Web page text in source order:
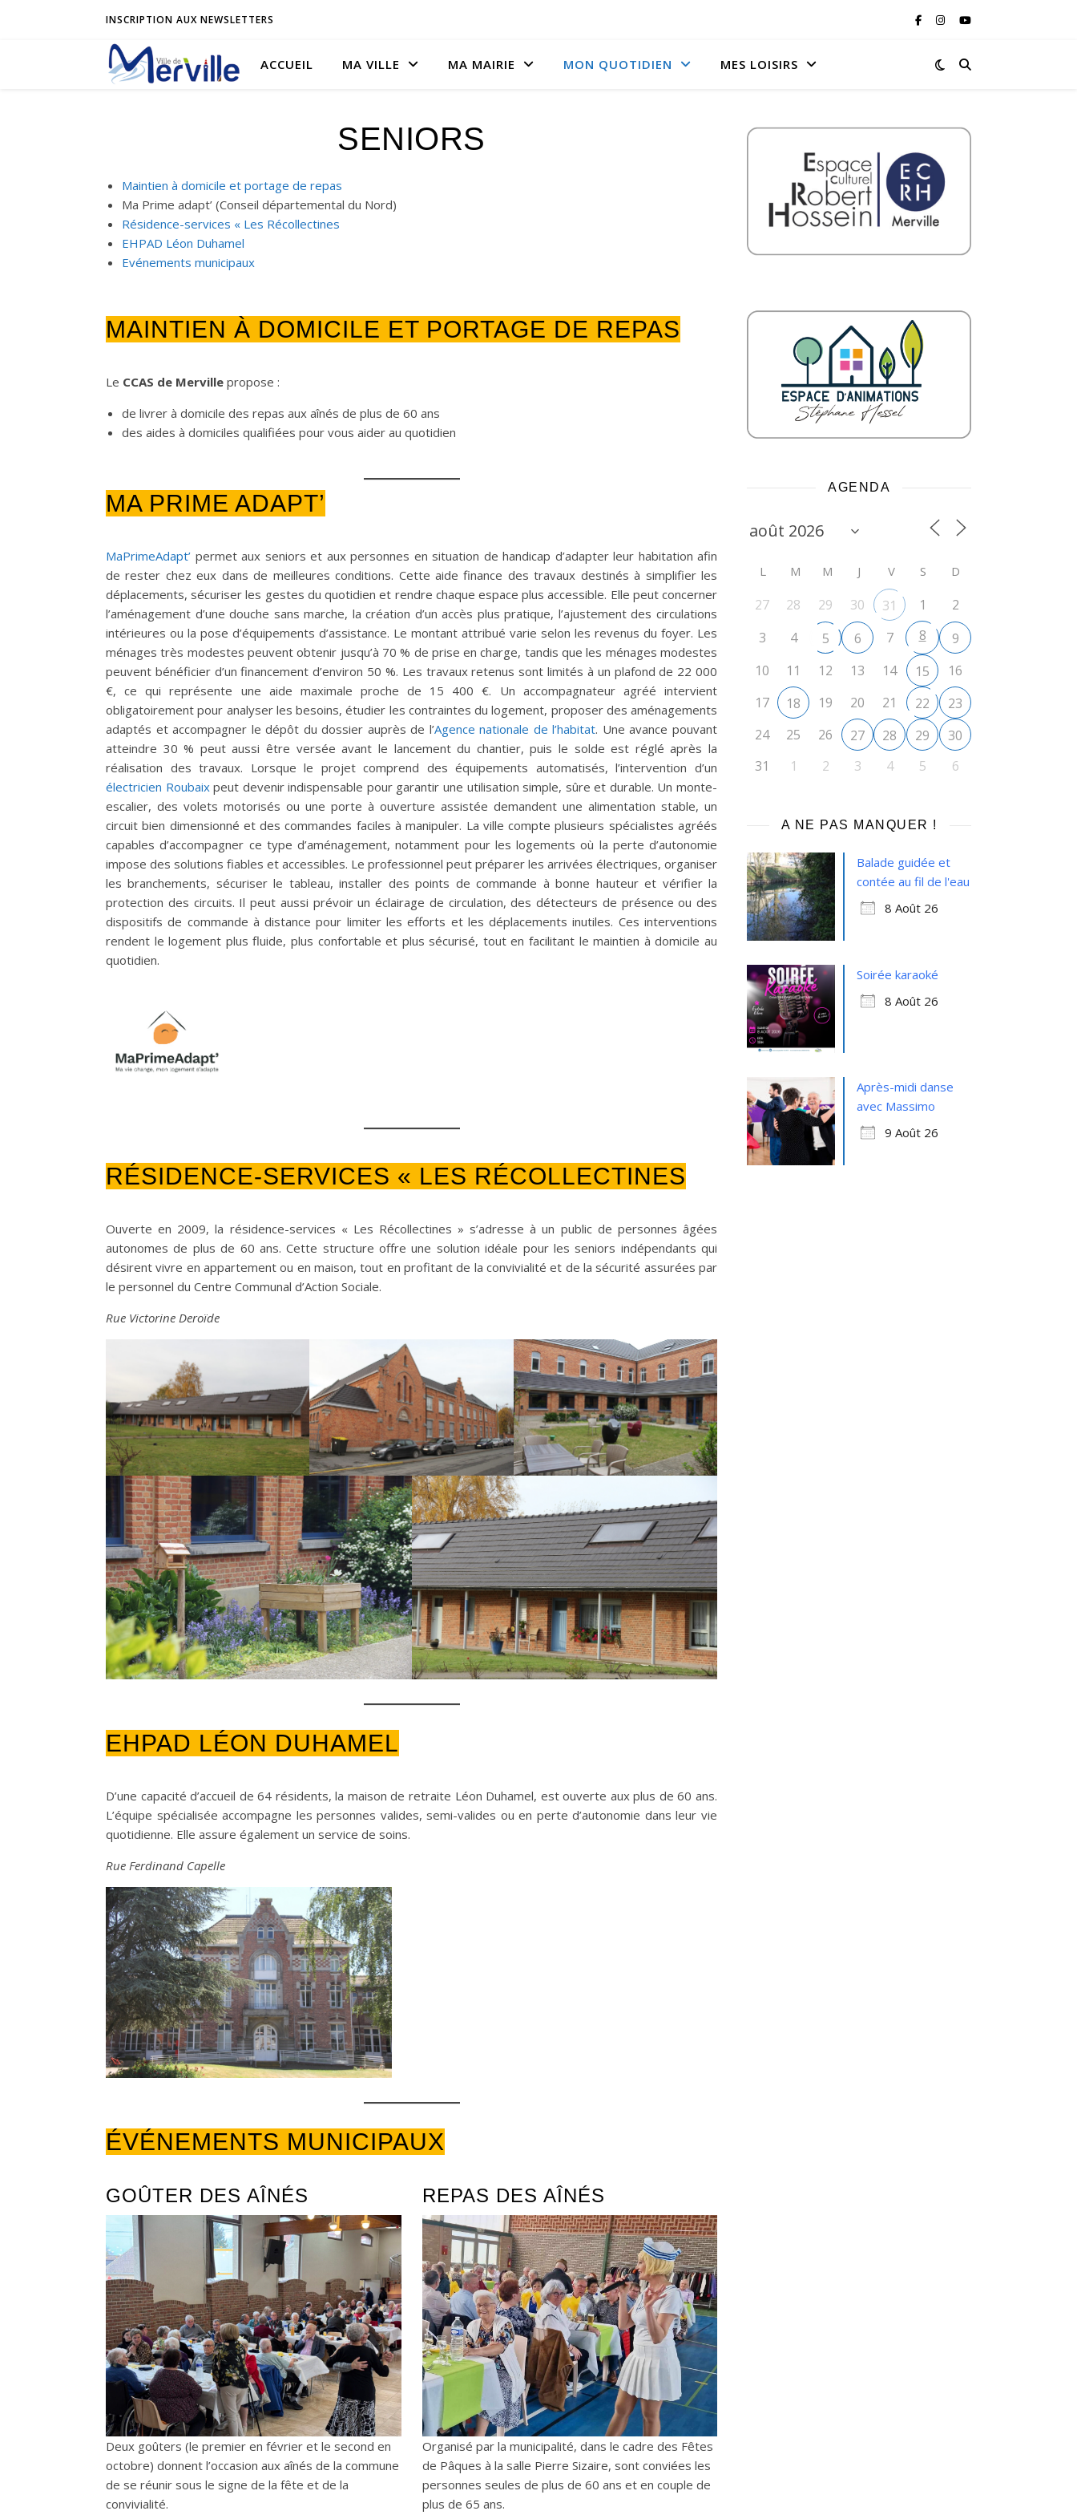
INSCRIPTION AUX NEWSLETTERS
ACCUEIL MA VILLE MA MAIRIE MON QUOTIDIEN MES LOISIRS
SENIORS
Maintien à domicile et portage de repas
Ma Prime adapt’ (Conseil départemental du Nord)
Résidence-services « Les Récollectines
EHPAD Léon Duhamel
Evénements municipaux
MAINTIEN À DOMICILE ET PORTAGE DE REPAS
Le CCAS de Merville propose :
de livrer à domicile des repas aux aînés de plus de 60 ans
des aides à domiciles qualifiées pour vous aider au quotidien
MA PRIME ADAPT’
MaPrimeAdapt’ permet aux seniors et aux personnes en situation de handicap d’adapter leur habitation afin
de rester chez eux dans de meilleures conditions. Cette aide finance des travaux destinés à simplifier les
déplacements, sécuriser les gestes du quotidien et rendre chaque espace plus accessible. Elle peut concerner
l’aménagement d’une douche sans marche, la création d’un accès plus pratique, l’ajustement des circulations
intérieures ou la pose d’équipements d’assistance. Le montant attribué varie selon les revenus du foyer. Les
ménages très modestes peuvent obtenir jusqu’à 70 % de prise en charge, tandis que les ménages modestes
peuvent bénéficier d’un financement d’environ 50 %. Les travaux retenus sont limités à un plafond de 22 000
€, ce qui représente une aide maximale proche de 15 400 €. Un accompagnateur agréé intervient
obligatoirement pour analyser les besoins, étudier les contraintes du logement, proposer des aménagements
adaptés et accompagner le dépôt du dossier auprès de l’Agence nationale de l’habitat. Une avance pouvant
atteindre 30 % peut aussi être versée avant le lancement du chantier, puis le solde est réglé après la
réalisation des travaux. Lorsque le projet comprend des équipements automatisés, l’intervention d’un
électricien Roubaixpeut devenir indispensable pour garantir une utilisation simple, sûre et durable. Un monte-
escalier, des volets motorisés ou une porte à ouverture assistée demandent une alimentation stable, un
circuit bien dimensionné et des commandes faciles à manipuler. La ville compte plusieurs spécialistes agréés
capables d’accompagner ce type d’aménagement, notamment pour les logements où la perte d’autonomie
impose des solutions fiables et accessibles. Le professionnel peut préparer les arrivées électriques, organiser
les branchements, sécuriser le tableau, installer des points de commande à bonne hauteur et vérifier la
protection des circuits. Il peut aussi prévoir un éclairage de circulation, des détecteurs de présence ou des
dispositifs de commande à distance pour limiter les efforts et les déplacements inutiles. Ces interventions
rendent le logement plus fluide, plus confortable et plus sécurisé, tout en facilitant le maintien à domicile au
quotidien.
RÉSIDENCE-SERVICES « LES RÉCOLLECTINES
Ouverte en 2009, la résidence-services « Les Récollectines » s’adresse à un public de personnes âgées
autonomes de plus de 60 ans. Cette structure offre une solution idéale pour les seniors indépendants qui
désirent vivre en appartement ou en maison, tout en profitant de la convivialité et de la sécurité assurées par
le personnel du Centre Communal d’Action Sociale.
Rue Victorine Deroïde
EHPAD LÉON DUHAMEL
D’une capacité d’accueil de 64 résidents, la maison de retraite Léon Duhamel, est ouverte aux plus de 60 ans.
L’équipe spécialisée accompagne les personnes valides, semi-valides ou en perte d’autonomie dans leur vie
quotidienne. Elle assure également un service de soins.
Rue Ferdinand Capelle
ÉVÉNEMENTS MUNICIPAUX
GOÛTER DES AÎNÉS
Deux goûters (le premier en février et le second en
octobre) donnent l’occasion aux aînés de la commune
de se réunir sous le signe de la fête et de la
convivialité.
REPAS DES AÎNÉS
Organisé par la municipalité, dans le cadre des Fêtes
de Pâques à la salle Pierre Sizaire, sont conviées les
personnes seules de plus de 60 ans et en couple de
plus de 65 ans.
AGENDA
L M M J V S D
27 28 29 30 31 1
2
3
4 5 6 7 8
9
10
11 12 13 14 15
16
17
18 19 20 21 22
23
24
25 26 27 28 29
30
31
1 2 3 4 5 6
A NE PAS MANQUER !
Balade guidée et
contée au fil de l'eau
8 Août 26
Soirée karaoké
8 Août 26
Après-midi danse
avec Massimo
9 Août 26